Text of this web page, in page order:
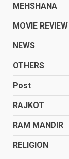
MEHSHANA
MOVIE REVIEW
NEWS
OTHERS
Post
RAJKOT
RAM MANDIR
RELIGION